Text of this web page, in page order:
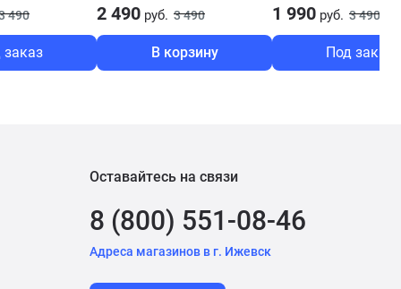
490
заказ
2 490 руб. 3 490
В корзину
1 990 руб. 3 490
Под заказ
Оставайтесь на связи
8 (800) 551-08-46
Адреса магазинов в г. Ижевск